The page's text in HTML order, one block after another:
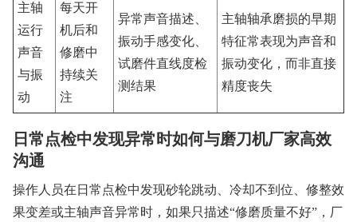
主轴
运行
声音
与振
动
每天开
机后和
修磨中
持续关
注
异常声音描述、
振动手感变化、
试磨件直线度检
测结果
主轴轴承磨损的早期
特征常表现为声音和
振动变化，而非直接
精度丧失
日常点检中发现异常时如何与磨刀机厂家高效
沟通
操作人员在日常点检中发现砂轮跳动、冷却不到位、修整效
果变差或主轴声音异常时，如果只描述“修磨质量不好”，厂